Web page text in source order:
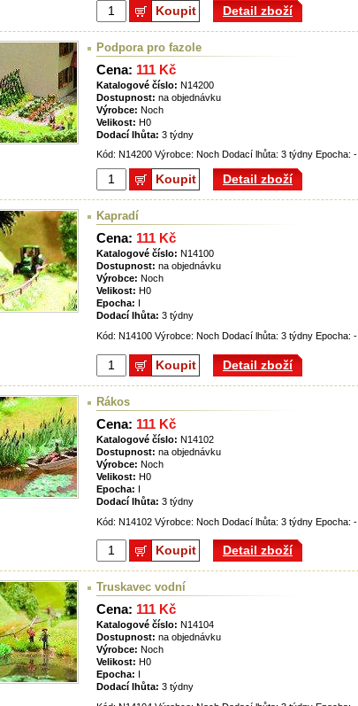
Koupit Detail zboží
Podpora pro fazole
Cena: 111 Kč
Katalogové číslo: N14200
Dostupnost: na objednávku
Výrobce: Noch
Velikost: H0
Dodací lhůta: 3 týdny
Kód: N14200 Výrobce: Noch Dodací lhůta: 3 týdny Epocha: -
Koupit Detail zboží
Kapradí
Cena: 111 Kč
Katalogové číslo: N14100
Dostupnost: na objednávku
Výrobce: Noch
Velikost: H0
Epocha:
Dodací lhůta: 3 týdny
Kód: N14100 Výrobce: Noch Dodací lhůta: 3 týdny Epocha: -
Koupit Detail zboží
Rákos
Cena: 111 Kč
Katalogové číslo: N14102
Dostupnost: na objednávku
Výrobce: Noch
Velikost: H0
Epocha: I
Dodací lhůta: 3 týdny
Kód: N14102 Výrobce: Noch Dodací lhůta: 3 týdny Epocha: -
Koupit Detail zboží
Truskavec vodní
Cena: 111 Kč
Katalogové číslo: N14104
Dostupnost: na objednávku
Výrobce: Noch
Velikost: H0
Epocha:
Dodací lhůta: 3 týdny